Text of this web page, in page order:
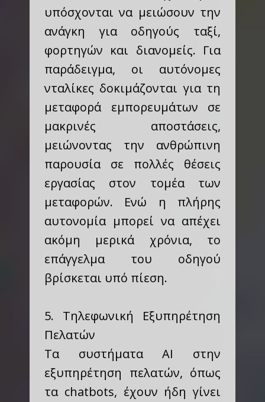
υπόσχονται να μειώσουν την
ανάγκη για οδηγούς ταξί,
φορτηγών και διανομείς. Για
παράδειγμα, οι αυτόνομες
νταλίκες δοκιμάζονται για τη
μεταφορά εμπορευμάτων σε
μακρινές αποστάσεις,
μειώνοντας την ανθρώπινη
παρουσία σε πολλές θέσεις
εργασίας στον τομέα των
μεταφορών. Ενώ η πλήρης
αυτονομία μπορεί να απέχει
ακόμη μερικά χρόνια, το
επάγγελμα του οδηγού
βρίσκεται υπό πίεση.
5. Τηλεφωνική Εξυπηρέτηση
Πελατών
Τα συστήματα AI στην
εξυπηρέτηση πελατών, όπως
τα chatbots, έχουν ήδη γίνει